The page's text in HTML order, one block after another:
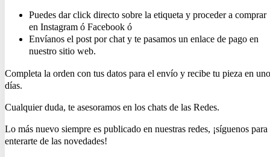
Puedes dar click directo sobre la etiqueta y proceder a comprar
en Instagram ó Facebook ó
Envíanos el post por chat y te pasamos un enlace de pago en
nuestro sitio web.
Completa la orden con tus datos para el envío y recibe tu pieza en
días.
Cualquier duda, te asesoramos en los chats de las Redes.
Lo más nuevo siempre es publicado en nuestras redes, ¡síguenos para
enterarte de las novedades!